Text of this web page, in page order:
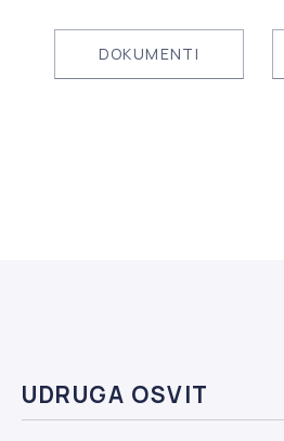
DOKUMENTI
UDRUGA OSVIT